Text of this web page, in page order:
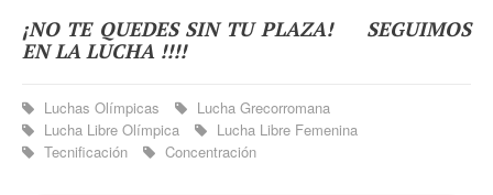
¡NO TE QUEDES SIN TU PLAZA! SEGUIMOS
EN LA LUCHA !!!!
Luchas Olímpicas
Lucha Grecorromana
Lucha Libre Olímpica
Lucha Libre Femenina
Tecnificación
Concentración